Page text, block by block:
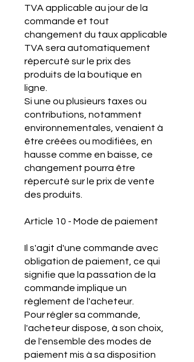
TVA applicable au jour de la
commande et tout
changement du taux applicable
TVA sera automatiquement
répercuté sur le prix des
produits de la boutique en
ligne.
Si une ou plusieurs taxes ou
contributions, notamment
environnementales, venaient à
être créées ou modifiées, en
hausse comme en baisse, ce
changement pourra être
répercuté sur le prix de vente
des produits.
Article 10 - Mode de paiement
Il s'agit d'une commande avec
obligation de paiement, ce qui
signifie que la passation de la
commande implique un
règlement de l'acheteur.
Pour régler sa commande,
l'acheteur dispose, à son choix,
de l'ensemble des modes de
paiement mis à sa disposition